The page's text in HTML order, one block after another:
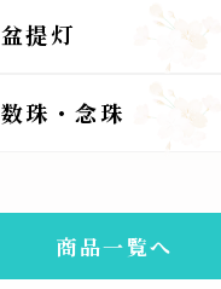
盆提灯
数珠・念珠
商品一覧へ